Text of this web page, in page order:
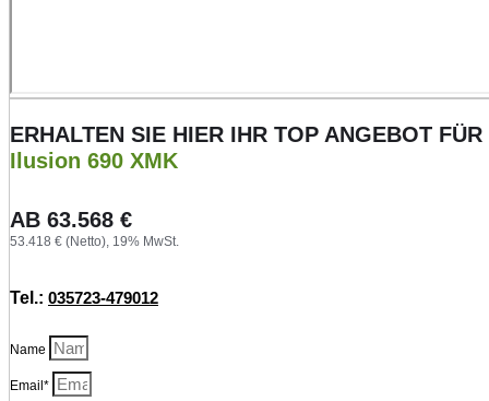
ERHALTEN SIE HIER IHR TOP ANGEBOT FÜR
Ilusion 690 XMK
AB 63.568 €
53.418 € (Netto), 19% MwSt.
Tel.: 035723-479012
Name
Email*